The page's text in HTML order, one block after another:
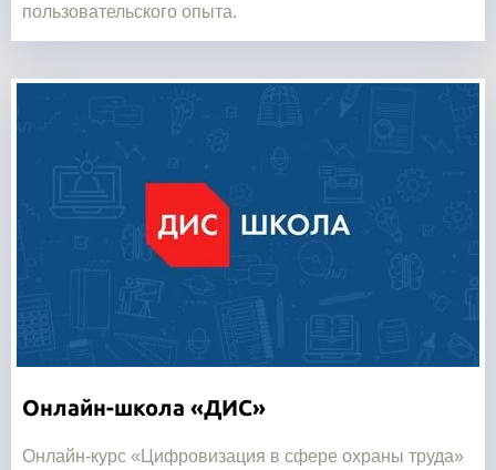
пользовательского опыта.
Онлайн-школа «ДИС»
Онлайн-курс «Цифровизация в сфере охраны труда»